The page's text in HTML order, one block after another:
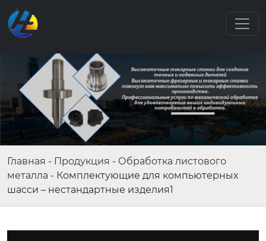
Главная - Продукция - Обработка листового
металла - Комплектующие для компьютерных
шасси – нестандартные изделия1